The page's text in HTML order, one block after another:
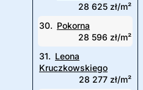
28 625 zł/m²
30. Pokorna
28 596 zł/m²
31. Leona
Kruczkowskiego
28 277 zł/m²